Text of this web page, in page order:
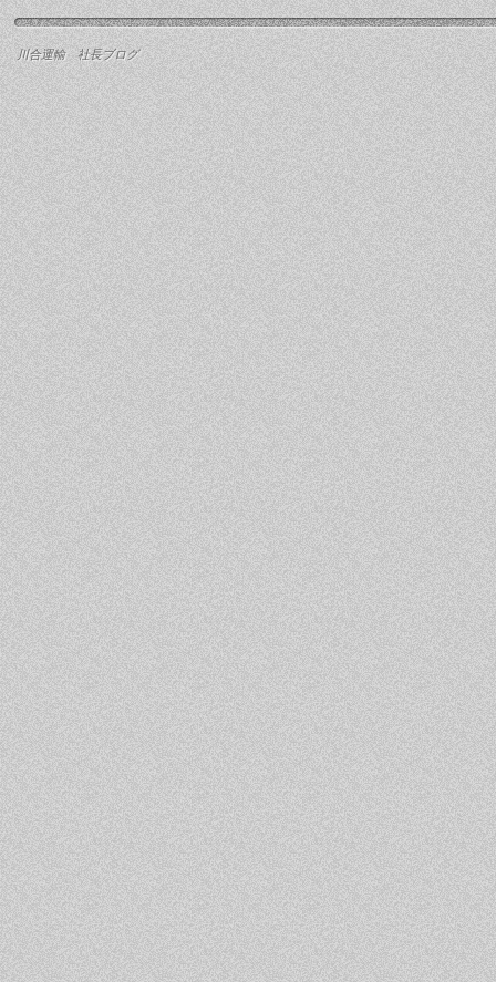
川合運輸 社長ブログ